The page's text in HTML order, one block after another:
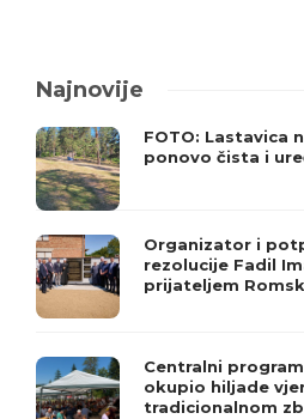
Najnovije
FOTO: Lastavica
ponovo čista i
Organizator i
rezolucije Fadil
prijateljem
Centralni
okupio hiljade
tradicionalnom